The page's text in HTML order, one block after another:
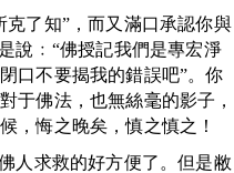
了知”，而又滿口承認你與
說﹕“佛授記我們是專宏淨
口不要揭我的錯誤吧”。你
于佛法，也無絲毫的影子，
，悔之晚矣，慎之慎之！
人求救的好方便了。但是敝